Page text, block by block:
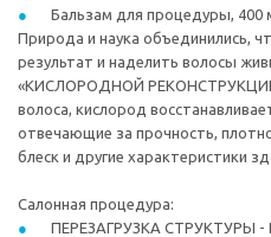
Бальзам для процедуры, 400
Природа и наука объединились,
результат и наделить волосы
«КИСЛОРОДНОЙ
волоса, кислород
отвечающие за прочность,
блеск и другие характеристики
Салонная процедура:
ПЕРЕЗАГРУЗКА СТРУКТУРЫ -